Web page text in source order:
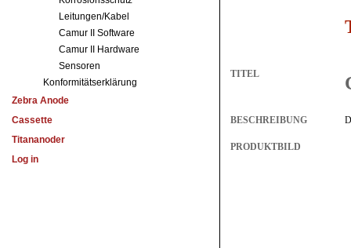
Leitungen/Kabel
Camur II Software
Camur II Hardware
Sensoren
Konformitätserklärung
Zebra Anode
Cassette
Titananoder
Log in